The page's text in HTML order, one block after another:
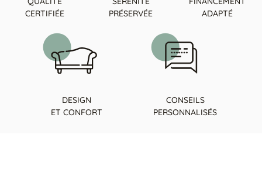
CERTIFIÉE
PRÉSERVÉE
ADAPTÉ
DESIGN
ET CONFORT
CONSEILS
PERSONNALISÉS